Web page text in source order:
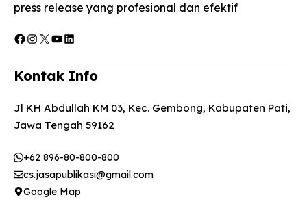
press release yang profesional dan efektif
Facebook
Instagram
X YouTube
LinkedIn
Kontak Info
Jl KH Abdullah KM 03, Kec. Gembong, Kabupaten Pati,
Jawa Tengah 59162
+62 896-80-800-800
cs.jasapublikasi@gmail.com
Google Map